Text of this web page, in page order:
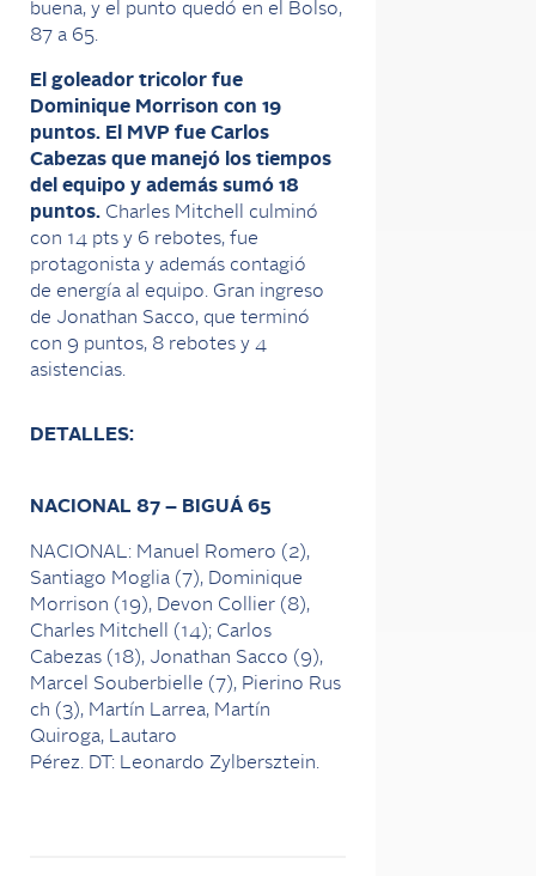
buena, y el punto quedó en el Bolso,
87 a 65.
El goleador tricolor fue
Dominique Morrison con 19
puntos. El MVP fue Carlos
Cabezas que manejó los tiempos
del equipo y además sumó 18
puntos. Charles Mitchell culminó
con 14 pts y 6 rebotes, fue
protagonista y además contagió
de energía al equipo. Gran ingreso
de Jonathan Sacco, que terminó
con 9 puntos, 8 rebotes y 4
asistencias.
DETALLES:
NACIONAL 87 – BIGUÁ 65
NACIONAL: Manuel Romero (2),
Santiago Moglia (7), Dominique
Morrison (19), Devon Collier (8),
Charles Mitchell
(14); Carlos
Cabezas (18), Jonathan Sacco (9),
Marcel
Souberbielle (7), Pierino Rus
ch (3), Martín Larrea, Martín
Quiroga, Lautaro
Pérez. DT : Leonardo Zylbersztein.